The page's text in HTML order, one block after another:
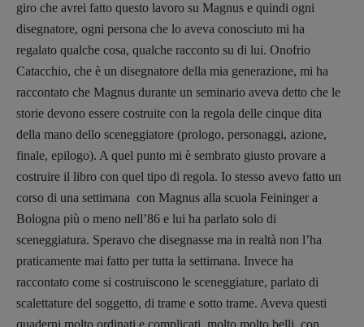
giro che avrei fatto questo lavoro su Magnus e quindi ogni
disegnatore, ogni persona che lo aveva conosciuto mi ha
regalato qualche cosa, qualche racconto su di lui. Onofrio
Catacchio, che è un disegnatore della mia generazione, mi ha
raccontato che Magnus durante un seminario aveva detto che le
storie devono essere costruite con la regola delle cinque dita
della mano dello sceneggiatore (prologo, personaggi, azione,
finale, epilogo). A quel punto mi è sembrato giusto provare a
costruire il libro con quel tipo di regola. Io stesso avevo fatto un
corso di una settimana con Magnus alla scuola Feininger a
Bologna più o meno nell’86 e lui ha parlato solo di
sceneggiatura. Speravo che disegnasse ma in realtà non l’ha
praticamente mai fatto per tutta la settimana. Invece ha
raccontato come si costruiscono le sceneggiature, parlato di
scalettature del soggetto, di trame e sotto trame. Aveva questi
quaderni molto ordinati e complicati, molto molto belli, con